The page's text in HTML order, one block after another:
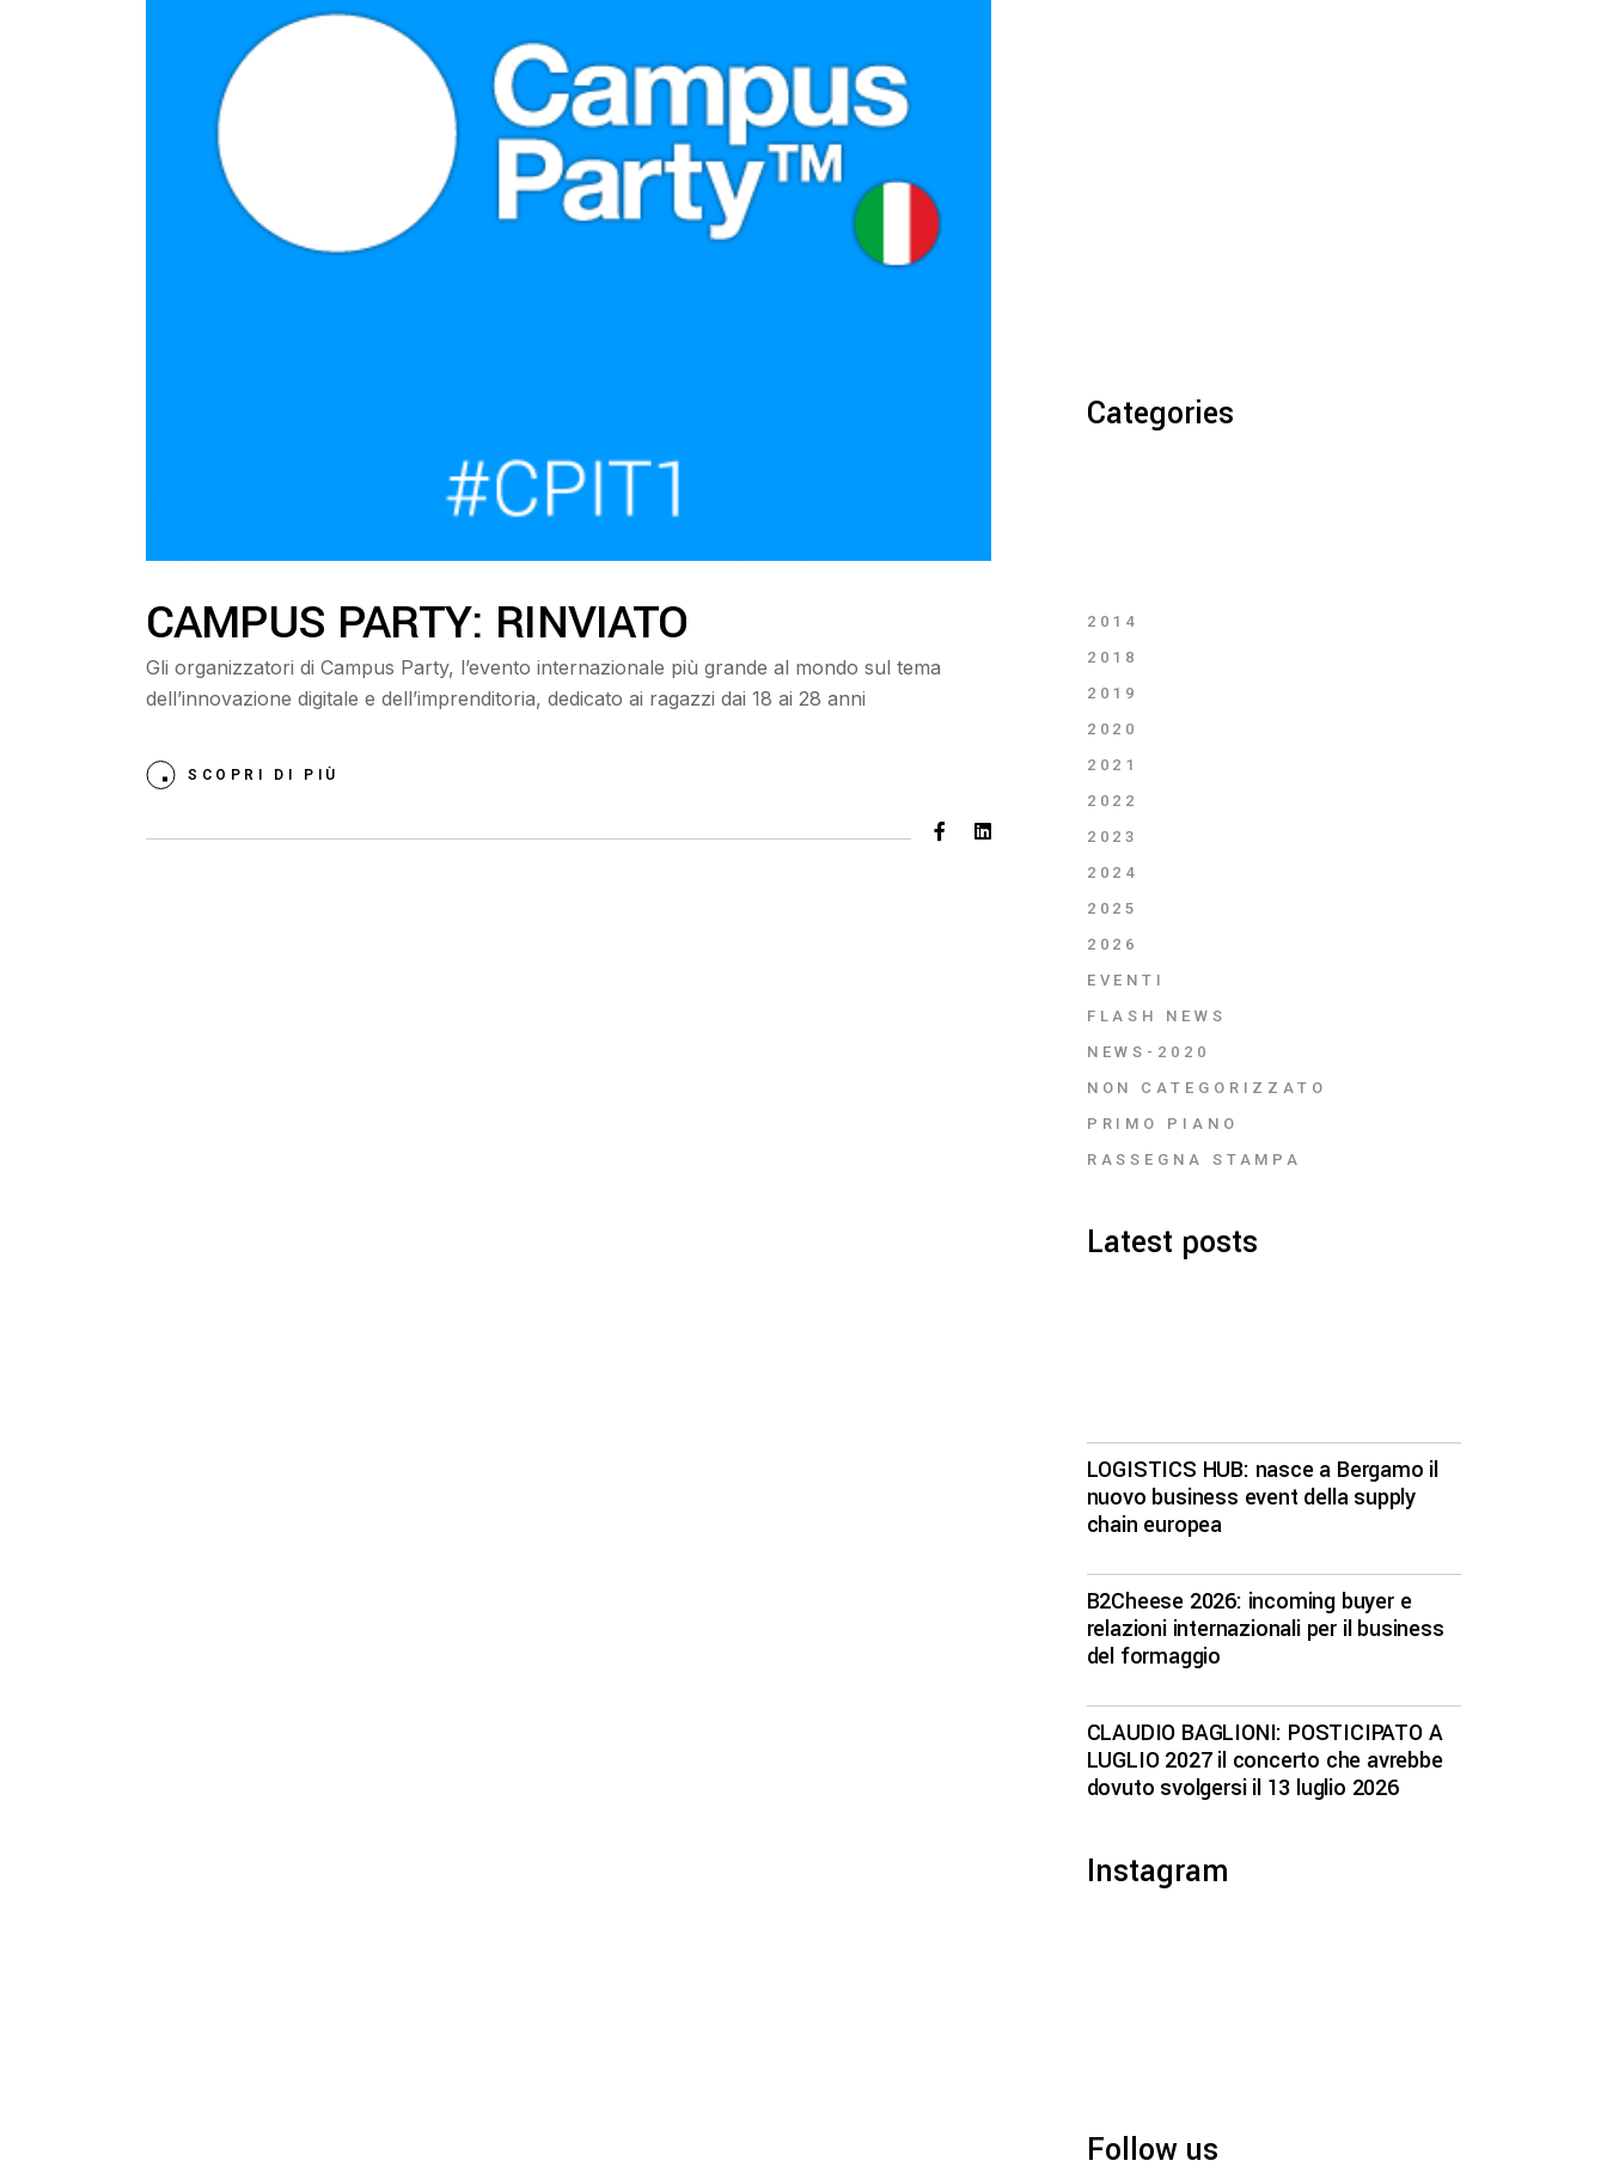
CAMPUS PARTY: RINVIATO
Gli organizzatori di Campus Party, l’evento internazionale più grande al mondo sul tema
dell’innovazione digitale e dell’imprenditoria, dedicato ai ragazzi dai 18 ai 28 anni
SCOPRI DI PIÙ
Categories
2014
2018
2019
2020
2021
2022
2023
2024
2025
2026
EVENTI
FLASH NEWS
NEWS-2020
NON CATEGORIZZATO
PRIMO PIANO
RASSEGNA STAMPA
Latest posts
LOGISTICS HUB: nasce a Bergamo il
nuovo business event della supply
chain europea
B2Cheese 2026: incoming buyer e
relazioni internazionali per il business
del formaggio
CLAUDIO BAGLIONI: POSTICIPATO A
LUGLIO 2027 il concerto che avrebbe
dovuto svolgersi il 13 luglio 2026
Instagram
Follow us